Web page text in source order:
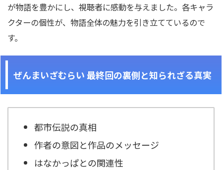
が物語を豊かにし、視聴者に感動を与えました。 各キャラ
クターの個性が、物語全体の魅力を引き立てているので
す。
ぜんまいざむらい 最終回の裏側と知られざる真実
都市伝説の真相
作者の意図と作品のメッセージ
はなかっぱとの関連性